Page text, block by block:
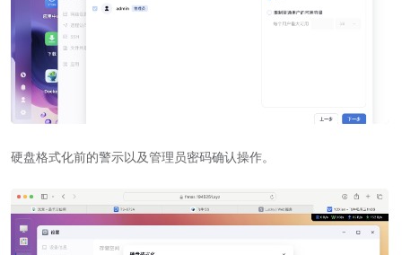
硬盘格式化前的警示以及管理员密码确认操作。